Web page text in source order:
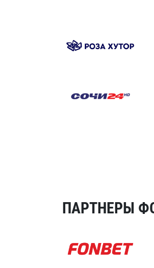
ПАРТНЕРЫ